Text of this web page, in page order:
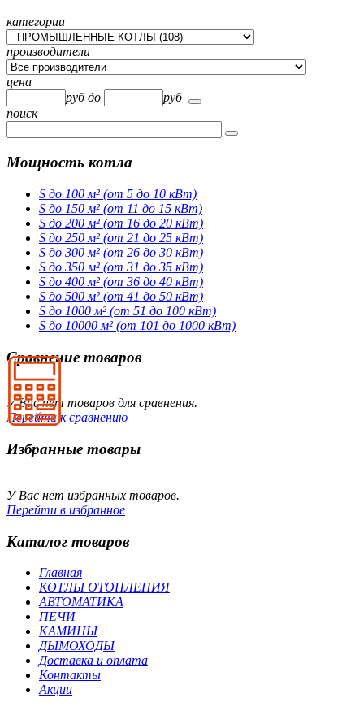
категории
производители
цена
рубдо
руб
поиск
Мощность котла
S до 100 м² (от 5 до 10 кВт)
S до 150 м² (от 11 до 15 кВт)
S до 200 м² (от 16 до 20 кВт)
S до 250 м² (от 21 до 25 кВт)
S до 300 м² (от 26 до 30 кВт)
S до 350 м² (от 31 до 35 кВт)
S до 400 м² (от 36 до 40 кВт)
S до 500 м² (от 41 до 50 кВт)
S до 1000 м² (от 51 до 100 кВт)
S до 10000 м² (от 101 до 1000 кВт)
Сравнение товаров
У Вас нет товаров для сравнения.
Перейти к сравнению
Избранные товары
У Вас нет избранных товаров.
Перейти в избранное
Каталог товаров
Главная
КОТЛЫ ОТОПЛЕНИЯ
АВТОМАТИКА
ПЕЧИ
КАМИНЫ
ДЫМОХОДЫ
Доставка и оплата
Контакты
Акции